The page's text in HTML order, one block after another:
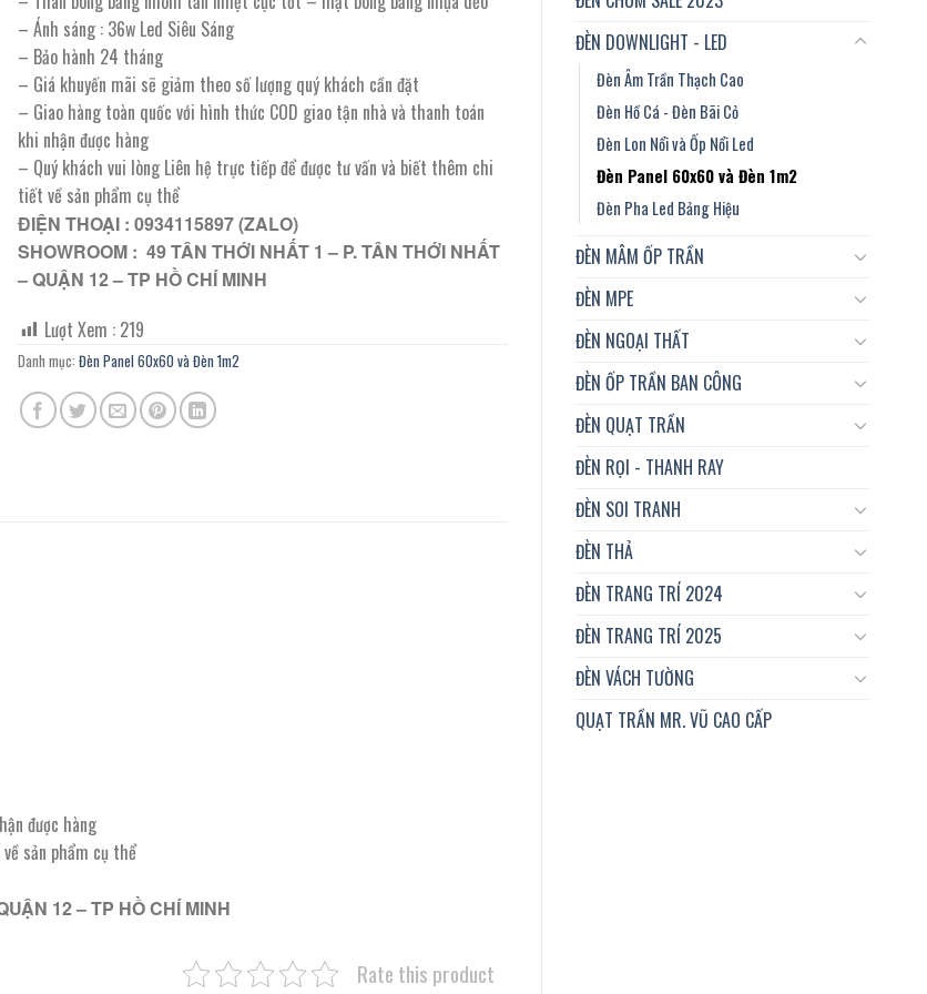
ĐÈN DOWNLIGHT - LED
Đèn Âm Trần Thạch Cao
Đèn Hồ Cá - Đèn Bãi Cỏ
Đèn Lon Nổi và Ốp Nổi Led
Đèn Panel 60x60 và Đèn 1m2
Đèn Pha Led Bảng Hiệu
ĐÈN MÂM ỐP TRẦN
ĐÈN MPE
ĐÈN NGOẠI THẤT
ĐÈN ỐP TRẦN BAN CÔNG
ĐÈN QUẠT TRẦN
ĐÈN RỌI - THANH RAY
ĐÈN SOI TRANH
ĐÈN THẢ
ĐÈN TRANG TRÍ 2024
ĐÈN TRANG TRÍ 2025
ĐÈN VÁCH TƯỜNG
QUẠT TRẦN MR. VŨ CAO CẤP
331.000 ₫.là:
182.050 ₫.
– Ánh sáng : 36w Led Siêu Sáng
– Bảo hành 24 tháng
– Giá khuyến mãi sẽ giảm theo số lượng quý khách cần đặt
– Giao hàng toàn quốc với hình thức COD giao tận nhà và thanh toán
khi nhận được hàng
– Quý khách vui lòng Liên hệ trực tiếp để được tư vấn và biết thêm chi
tiết về sản phẩm cụ thể
ĐIỆN THOẠI : 0934115897 (ZALO)
SHOWROOM : 49 TÂN THỚI NHẤT 1 – P. TÂN THỚI NHẤT
– QUẬN 12 – TP HỒ CHÍ MINH
Lượt Xem : 219
Danh mục: Đèn Panel 60x60 và Đèn 1m2
được hàng
sản phẩm cụ thể
12 – TP HỒ CHÍ MINH
Rate this product